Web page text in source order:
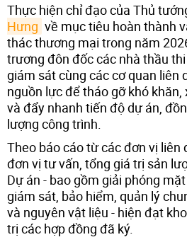
Thực hiện chỉ đạo của Thủ
Hưng về mục tiêu hoàn thành
thác thương mại trong năm
trương đôn đốc các nhà thầu
giám sát cùng các cơ quan liên
nguồn lực để tháo gỡ khó
và đẩy nhanh tiến độ dự án,
lượng công trình.
Theo báo cáo từ các đơn vị liên
đơn vị tư vấn, tổng giá trị sản
Dự án - bao gồm giải phóng
giám sát, bảo hiểm, quản lý
và nguyên vật liệu - hiện đạt
trị các hợp đồng đã ký.